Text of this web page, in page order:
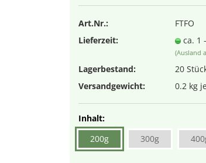
Passwort vergessen?
Art.Nr.:
FTFO
Lieferzeit:
ca. 1
(Ausland
Lagerbestand: 20
Versandgewicht:
0.2 kg
Inhalt:
200g
300g